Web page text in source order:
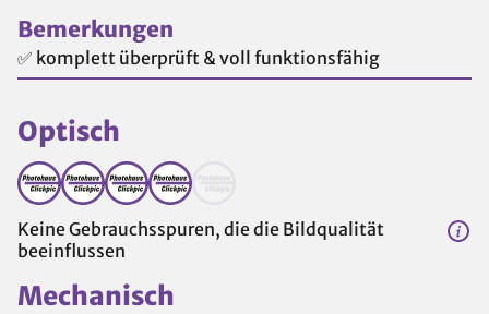
Bemerkungen
✅ komplett überprüft & voll funktionsfähig
Optisch
Keine Gebrauchsspuren, die die Bildqualität
beeinflussen
Mechanisch